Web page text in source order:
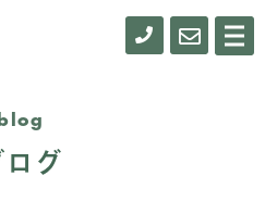
メ
ニ
0155- お
blog
ログ